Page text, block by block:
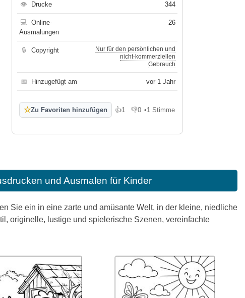
👁 Drucke 344
💻
Online-
Ausmalungen
26
🔒 Copyright
Nur für den persönlichen und
nicht-kommerziellen
Gebrauch
📅 Hinzugefügt am vor 1 Jahr
☆Zu Favoriten hinzufügen 👍1
Gefällt mir
👎0
Gefällt mir nicht
•1 Stimme
und Ausmalen für Kinder
Sie ein in eine zarte und amüsante Welt, in der kleine, niedliche
originelle, lustige und spielerische Szenen, vereinfachte